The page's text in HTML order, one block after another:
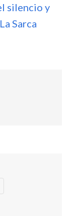
silencio y
Sarca